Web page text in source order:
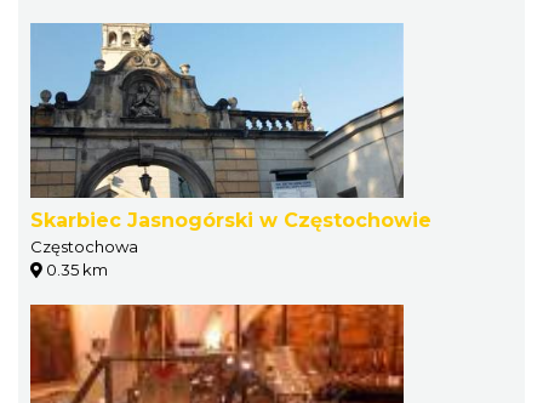
Skarbiec Jasnogórski w Częstochowie
Częstochowa
0.35 km